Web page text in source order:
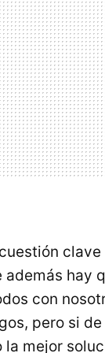
además hay
con
pero si de
mejor